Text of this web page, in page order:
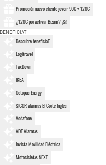
Promoción nuevo cliente joven: 90€ + 120€
¿120€ por activar Bizum? ¡Sí!
BENEFICIAT
Descubre beneficiaT
Logitravel
TaxDown
IKEA
Octopus Energy
SICOR alarmas El Corte Inglés
Vodafone
ADT Alarmas
Invicta Movilidad Eléctrica
Motocicletas NEXT